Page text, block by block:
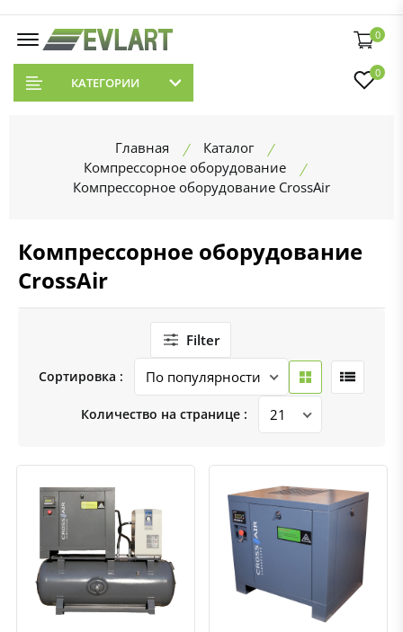
0
КАТЕГОРИИ
0
Главная
Каталог
Компрессорное оборудование
Компрессорное оборудование CrossAir
Компрессорное оборудование
CrossAir
Filter
Сортировка :
Количество на странице :
Быстрый просмотр
Добавить к сравнению
Добавить в избранное Добавить к сравнению
Добавить в избранное